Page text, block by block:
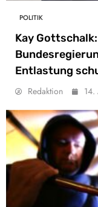
POLITIK
Kay
Entlastung
Redaktion